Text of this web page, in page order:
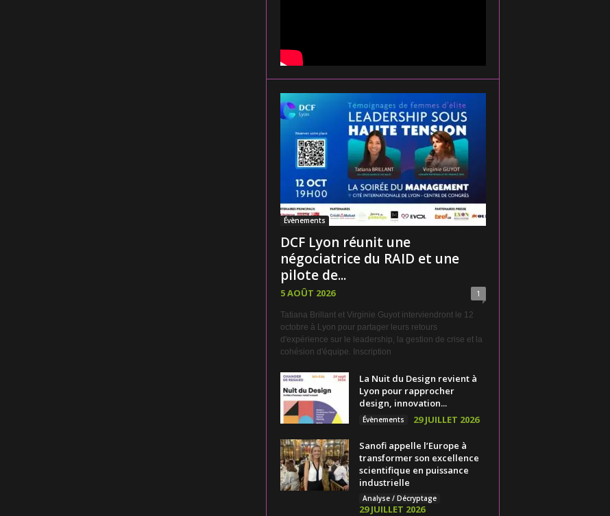
Évènements
DCF Lyon réunit une
négociatrice du RAID et une
pilote de...
5 AOÛT 2026 1
Tatiana Brillant et Virginie Guyot interviendront le 12
octobre à Lyon pour partager leurs retours
d'expérience sur le leadership, la gestion de crise et la
cohésion d'équipe. Inscription
La Nuit du Design revient à
Lyon pour rapprocher
design, innovation...
Évènements 29 JUILLET 2026
Sanofi appelle l’Europe à
transformer son excellence
scientifique en puissance
industrielle
Analyse / Décryptage
29 JUILLET 2026